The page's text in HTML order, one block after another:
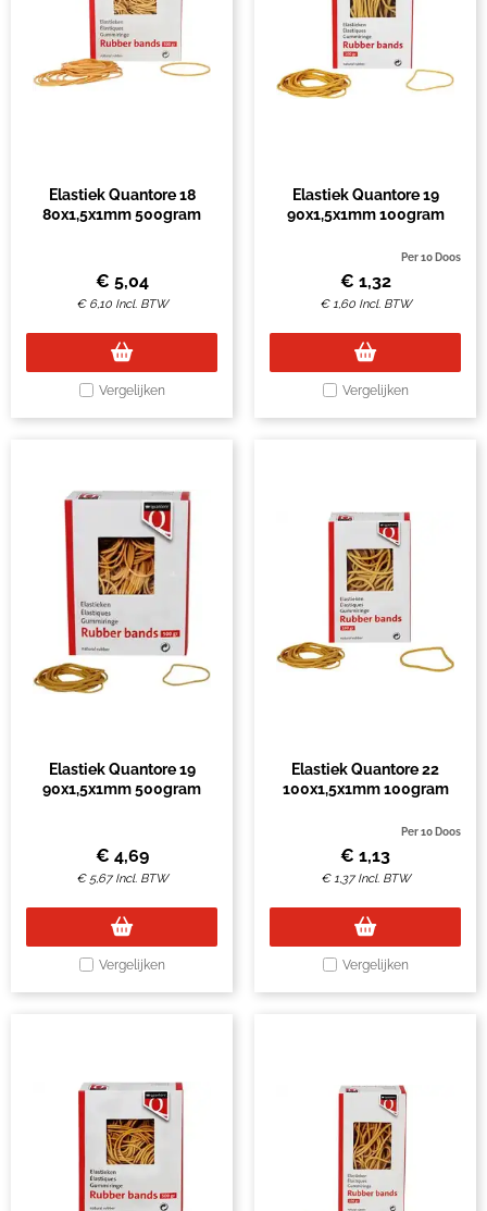
Elastiek Quantore 18
80x1,5x1mm 500gram
€ 5,04
€ 6,10 Incl. BTW
Vergelijken
Elastiek Quantore 19
90x1,5x1mm 100gram
Per 10 Doos
€ 1,32
€1,60 Incl. BTW
Vergelijken
Elastiek Quantore 19
90x1,5x1mm 500gram
€ 4,69
€ 5,67 Incl. BTW
Vergelijken
Elastiek Quantore 22
100x1,5x1mm 100gram
Per 10 Doos
€ 1,13
€1,37 Incl. BTW
Vergelijken